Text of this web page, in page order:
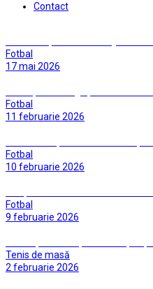
Contact
Fotbal
17 mai 2026
Fotbal
11 februarie 2026
Fotbal
10 februarie 2026
Fotbal
9 februarie 2026
Tenis de masă
2 februarie 2026